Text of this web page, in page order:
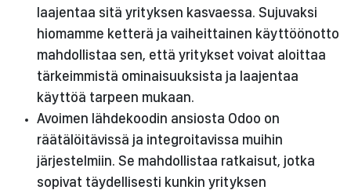
laajentaa sitä yrityksen kasvaessa. Sujuvaksi
hiomamme ketterä ja vaiheittainen käyttöönotto
mahdollistaa sen, että yritykset voivat aloittaa
tärkeimmistä ominaisuuksista ja laajentaa
käyttöä tarpeen mukaan.
Avoimen lähdekoodin ansiosta Odoo on
räätälöitävissä ja integroitavissa muihin
järjestelmiin. Se mahdollistaa ratkaisut, jotka
sopivat täydellisesti kunkin yrityksen